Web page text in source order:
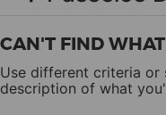
CAN'T FIND
Use different criteria or
description of what